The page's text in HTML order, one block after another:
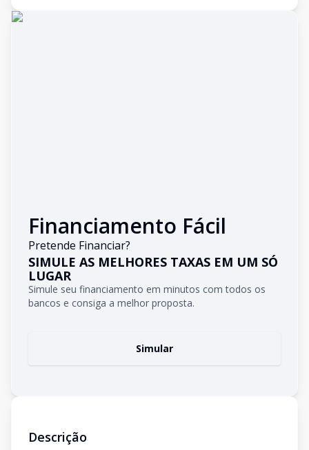
Financiamento Fácil
Pretende Financiar?
SIMULE AS MELHORES TAXAS EM UM SÓ
LUGAR
Simule seu financiamento em minutos com todos os
bancos e consiga a melhor proposta.
Simular
Descrição